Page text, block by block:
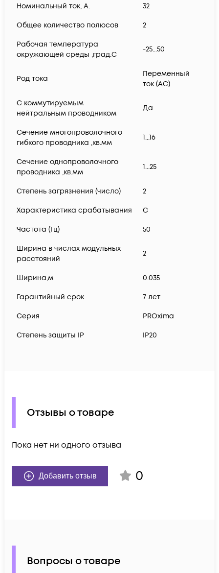
Номинальный ток, А. 32
Общее количество полюсов 2
Рабочая температура
окружающей среды ,град.C
-25...50
Род тока
Переменный
ток (AC)
С коммутируемым
нейтральным проводником
Да
Сечение многопроволочного
гибкого проводника ,кв.мм
1...16
Сечение однопроволочного
проводника ,кв.мм
1...25
Степень загрязнения (число) 2
Характеристика срабатывания C
Частота (Гц) 50
Ширина в числах модульных
расстояний
2
Ширина,м 0.035
Гарантийный срок 7 лет
Серия PROxima
Степень защиты IP IP20
Отзывы о товаре
Пока нет ни одного отзыва
Добавить отзыв 0
Вопросы о товаре